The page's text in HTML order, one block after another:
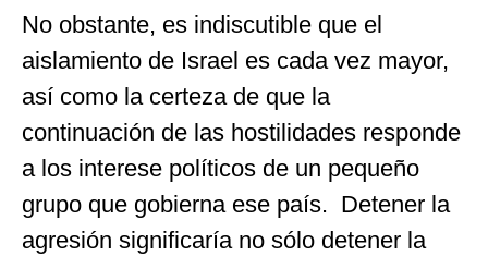
No obstante, es indiscutible que el
aislamiento de Israel es cada vez mayor,
así como la certeza de que la
continuación de las hostilidades responde
a los interese políticos de un pequeño
grupo que gobierna ese país. Detener la
agresión significaría no sólo detener la